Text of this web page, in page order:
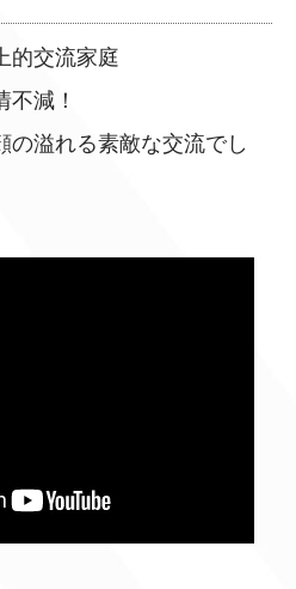
的交流家庭
減！
の溢れる素敵な交流でし